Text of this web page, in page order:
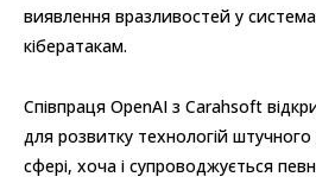
виявлення вразливостей у
кібератакам.
Співпраця OpenAI з Carahsoft
для розвитку технологій штучного
сфері, хоча і супроводжується